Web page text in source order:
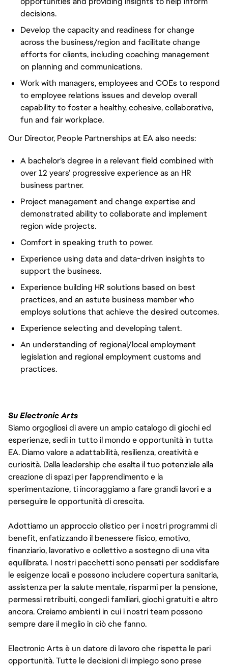
decisions.
Develop the capacity and readiness for change
across the business/region and facilitate change
efforts for clients, including coaching management
on planning and communications.
Work with managers, employees and COEs to respond
to employee relations issues and develop overall
capability to foster a healthy, cohesive, collaborative,
fun and fair workplace.
Our Director, People Partnerships at EA also needs:
A bachelor’s degree in a relevant field combined with
over 12 years’ progressive experience as an HR
business partner.
Project management and change expertise and
demonstrated ability to collaborate and implement
region wide projects.
Comfort in speaking truth to power.
Experience using data and data-driven insights to
support the business.
Experience building HR solutions based on best
practices, and an astute business member who
employs solutions that achieve the desired outcomes.
Experience selecting and developing talent.
An understanding of regional/local employment
legislation and regional employment customs and
practices.
Su Electronic Arts
Siamo orgogliosi di avere un ampio catalogo di giochi ed
esperienze, sedi in tutto il mondo e opportunità in tutta
EA. Diamo valore a adattabilità, resilienza, creatività e
curiosità. Dalla leadership che esalta il tuo potenziale alla
creazione di spazi per l'apprendimento e la
sperimentazione, ti incoraggiamo a fare grandi lavori e a
perseguire le opportunità di crescita.
Adottiamo un approccio olistico per i nostri programmi di
benefit, enfatizzando il benessere fisico, emotivo,
finanziario, lavorativo e collettivo a sostegno di una vita
equilibrata. I nostri pacchetti sono pensati per soddisfare
le esigenze locali e possono includere copertura sanitaria,
assistenza per la salute mentale, risparmi per la pensione,
permessi retribuiti, congedi familiari, giochi gratuiti e altro
ancora. Creiamo ambienti in cui i nostri team possono
sempre dare il meglio in ciò che fanno.
Electronic Arts è un datore di lavoro che rispetta le pari
opportunità. Tutte le decisioni di impiego sono prese